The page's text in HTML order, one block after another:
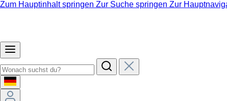
Zum Hauptinhalt springen Zur Suche springen Zur